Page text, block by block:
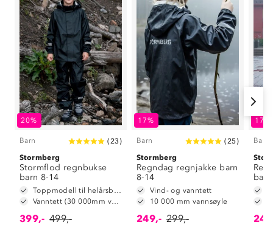
20%
Barn (23)
Stormberg
Stormflod regnbukse
barn 8-14
Toppmodell til helårsbruk
Vanntett (30 000mm vannsøyle)
399,- 499,-
17%
Barn (25)
Stormberg
Regndag regnjakke barn
8-14
Vind- og vanntett
10 000 mm vannsøyle
249,- 299,-
17%
Barn